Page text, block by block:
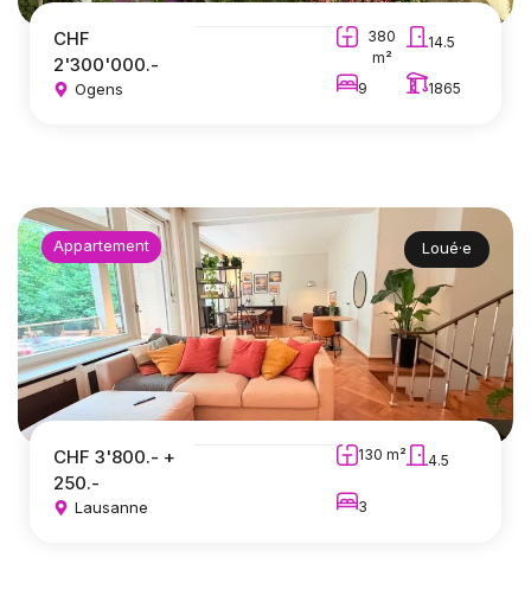
CHF
2'300'000.-
Ogens
380
m²
14.5
9 1865
Appartement Loué·e
CHF 3'800.- +
250.-
Lausanne
130 m² 4.5
3